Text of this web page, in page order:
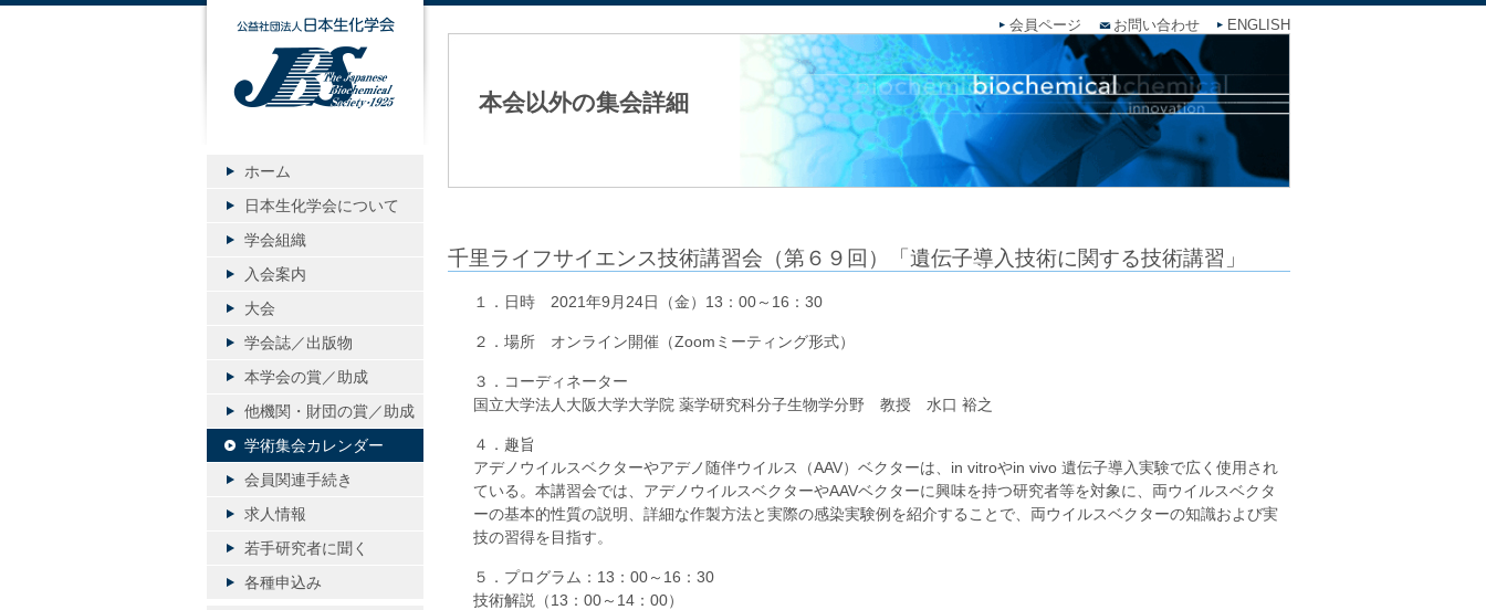
会員ページ お問い合わせ ENGLISH
本会以外の集会詳細
千里ライフサイエンス技術講習会（第６９回）「遺伝子導入技術に関する技術講習」
１．日時 2021年9月24日（金）13：00～16：30
２．場所 オンライン開催（Zoomミーティング形式）
３．コーディネーター
国立大学法人大阪大学大学院 薬学研究科分子生物学分野 教授 水口 裕之
４．趣旨
アデノウイルスベクターやアデノ随伴ウイルス（AAV）ベクターは、in vitroやin vivo 遺伝子導入実験で広く使用され
ている。本講習会では、アデノウイルスベクターやAAVベクターに興味を持つ研究者等を対象に、両ウイルスベクタ
ーの基本的性質の説明、詳細な作製方法と実際の感染実験例を紹介することで、両ウイルスベクターの知識および実
技の習得を目指す。
５．プログラム：13：00～16：30
技術解説（13：00～14：00）
公益社団法人日本生化学会
ホーム
日本生化学会について
学会組織
入会案内
大会
学会誌／出版物
本学会の賞／助成
他機関・財団の賞／助成
学術集会カレンダー
会員関連手続き
求人情報
若手研究者に聞く
各種申込み